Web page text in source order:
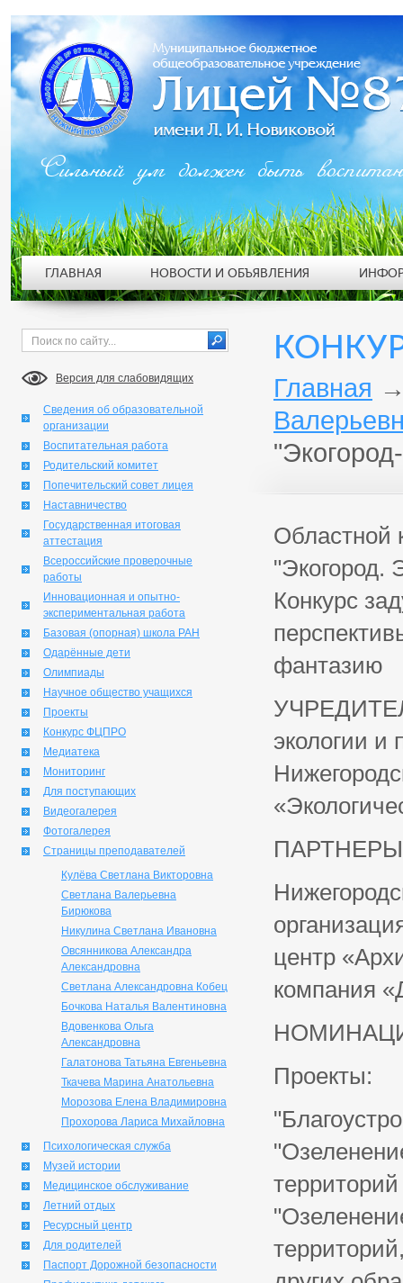
Версия для слабовидящих
Сведения об образовательной
организации
Воспитательная работа
Родительский комитет
Попечительский совет лицея
Наставничество
Государственная итоговая
аттестация
Всероссийские проверочные
работы
Инновационная и опытно-
экспериментальная работа
Базовая (опорная) школа РАН
Одарённые дети
Олимпиады
Научное общество учащихся
Проекты
Конкурс ФЦПРО
Медиатека
Мониторинг
Для поступающих
Видеогалерея
Фотогалерея
Страницы преподавателей
Кулёва Светлана Викторовна
Светлана Валерьевна
Бирюкова
Никулина Светлана Ивановна
Овсянникова Александра
Александровна
Светлана Александровна Кобец
Бочкова Наталья Валентиновна
Вдовенкова Ольга
Александровна
Галатонова Татьяна Евгеньевна
Ткачева Марина Анатольевна
Морозова Елена Владимировна
Прохорова Лариса Михайловна
Психологическая служба
Музей истории
Медицинское обслуживание
Летний отдых
Ресурсный центр
Для родителей
Паспорт Дорожной безопасности
Главная
Областной
"Экогород.
Конкурс
фантазию
экологии и
центр
компания
Проекты:
Сильный ум должен быть
ГЛАВНАЯ НОВОСТИ И ОБЪЯВЛЕНИЯ